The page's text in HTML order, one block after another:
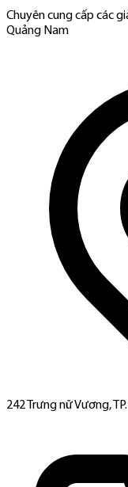
Chuyên cung cấp các
Quảng Nam
242 Trưng nữ Vương,